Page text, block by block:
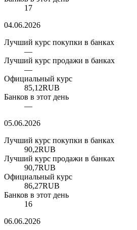
17
04.06.2026
Лучший курс покупки в банках
—
Лучший курс продажи в банках
—
Официальный курс
85,12RUB
Банков в этот день
—
05.06.2026
Лучший курс покупки в банках
90,2RUB
Лучший курс продажи в банках
90,7RUB
Официальный курс
86,27RUB
Банков в этот день
16
06.06.2026